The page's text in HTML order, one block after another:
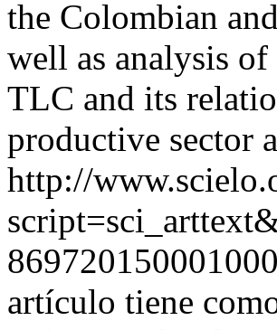
the Colombian
well as analysis
TLC and its
productive sector
http://
artículo tiene